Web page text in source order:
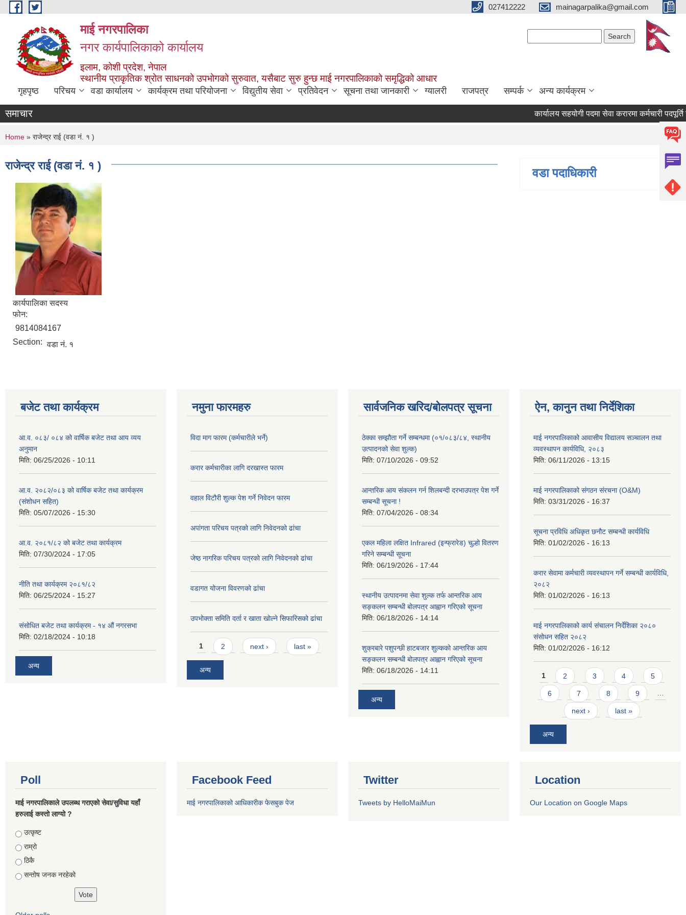
Skip to main content 027412222 mainagarpalika@gmail.com
माई नगरपालिका
नगर कार्यपालिकाको कार्यालय
इलाम, कोशी प्रदेश, नेपाल
स्थानीय प्राकृतिक श्रोत साधनको उपभोगको सुरुवात, यसैबाट सुरु हुन्छ माई नगरपालिकाको समृद्धिको आधार
गृहपृष्ठ परिचय वडा कार्यालय कार्यक्रम तथा परियोजना विद्युतीय सेवा प्रतिवेदन सूचना तथा जानकारी ग्यालरी राजपत्र सम्पर्क अन्य कार्यक्रम
समाचार कार्यालय सहयोगी पदमा सेवा करारमा कर्मचारी पदपूर्ति
You are here
Home » राजेन्द्र राई (वडा नं. १ )
राजेन्द्र राई (वडा नं. १ )
कार्यपालिका सदस्य
फोन:
9814084167
Section: वडा नं. १
वडा पदाधिकारी
बजेट तथा कार्यक्रम
आ.व. ०८३/ ०८४ को वार्षिक बजेट तथा आय व्यय
अनुमान
मिति: 06/25/2026 - 10:11
आ.व. २०८२/०८३ को वार्षिक बजेट तथा कार्यक्रम
(संशोधन सहित)
मिति: 05/07/2026 - 15:30
आ.व. २०८१/८२ को बजेट तथा कार्यक्रम
मिति: 07/30/2024 - 17:05
नीति तथा कार्यक्रम २०८१/८२
मिति: 06/25/2024 - 15:27
संसोधित बजेट तथा कार्यक्रम - १४ औं नगरसभा
मिति: 02/18/2024 - 10:18
अन्य
नमुना फारमहरु
विदा माग फारम (कर्मचारीले भर्ने)
करार कर्मचारीका लागि दरखास्त फारम
वहाल विटौरी शुल्क पेश गर्ने निवेदन फारम
अपांगता परिचय पत्रको लागि निवेदनको ढांचा
जेष्ठ नागरिक परिचय पत्रको लागि निवेदनको ढांचा
वडागत योजना विवरणको ढांचा
उपभोक्ता समिति दर्ता र खाता खोल्ने सिफारिसको ढांचा
Pages
1 2 next › last »
अन्य
सार्वजनिक खरिद/बोलपत्र सूचना
ठेक्का सम्झौता गर्ने सम्बन्धमा (०१/०८३/८४, स्थानीय
उत्पादनको सेवा शुल्क)
मिति: 07/10/2026 - 09:52
आन्तरिक आय संकलन गर्न शिलबन्दी दरभाउपत्र पेश गर्ने
सम्बन्धी सूचना !
मिति: 07/04/2026 - 08:34
एकल महिला लक्षित Infrared (इन्फ्रारेड) चुल्हो वितरण
गरिने सम्बन्धी सूचना
मिति: 06/19/2026 - 17:44
स्थानीय उत्पादनमा सेवा शुल्क तर्फ आन्तरिक आय
सङ्कलन सम्बन्धी बोलपत्र आह्वान गरिएको सूचना
मिति: 06/18/2026 - 14:14
शुक्रबारे पशुपन्छी हाटबजार शुल्कको आन्तरिक आय
सङ्कलन सम्बन्धी बोलपत्र आह्वान गरिएको सूचना
मिति: 06/18/2026 - 14:11
अन्य
ऐन, कानुन तथा निर्देशिका
माई नगरपालिकाको आवासीय विद्यालय सञ्चालन तथा
व्यवस्थापन कार्यविधि, २०८३
मिति: 06/11/2026 - 13:15
माई नगरपालिकाको संगठन संरचना (O&M)
मिति: 03/31/2026 - 16:37
सूचना प्रविधि अधिकृत छनौट सम्बन्धी कार्यविधि
मिति: 01/02/2026 - 16:13
करार सेवामा कर्मचारी व्यवस्थापन गर्ने सम्बन्धी कार्यविधि,
२०८२
मिति: 01/02/2026 - 16:13
माई नगरपालिकाको कार्य संचालन निर्देशिका २०८०
संसोधन सहित २०८२
मिति: 01/02/2026 - 16:12
Pages
1 2 3 4 5
6 7 8 9 …
next › last »
अन्य
Poll
माई नगरपालिकाले उपलब्ध गराएको सेवा/सुविधा यहाँ
हरुलाई कस्तो लाग्यो ?
Choices
उत्कृष्ट
राम्रो
ठिकै
सन्तोष जनक नरहेको
Facebook Feed
माई नगरपालिकाको आधिकारीक फेसबुक पेज
Twitter
Tweets by HelloMaiMun
Location
Our Location on Google Maps